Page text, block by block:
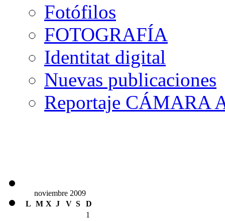
Fotófilos
FOTOGRAFÍA
Identitat digital
Nuevas publicaciones
Reportaje CÁMARA
noviembre 2009
L M X J V S
D
1